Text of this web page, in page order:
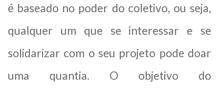
é baseado no poder do coletivo, ou seja,
qualquer um que se interessar e se
solidarizar com o seu projeto pode doar
uma quantia. O objetivo do